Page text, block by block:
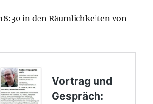
in den Räumlichkeiten von